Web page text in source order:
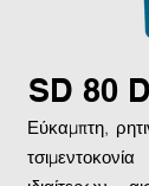
SD 80
Εύκαμπτη,